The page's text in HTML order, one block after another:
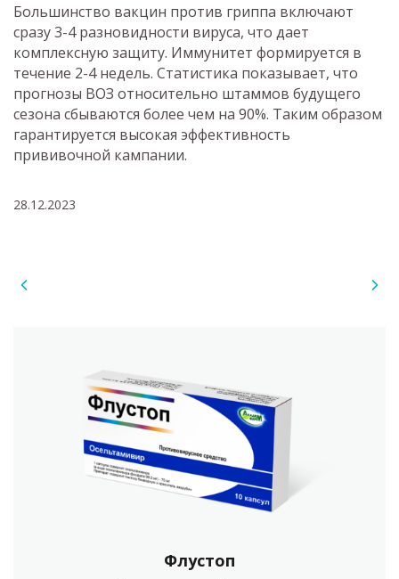
Флустоп
Большинство вакцин против гриппа включают
сразу 3-4 разновидности вируса, что дает
комплексную защиту. Иммунитет формируется в
течение 2-4 недель. Статистика показывает, что
прогнозы ВОЗ относительно штаммов будущего
сезона сбываются более чем на 90%. Таким образом
гарантируется высокая эффективность
прививочной кампании.
28.12.2023